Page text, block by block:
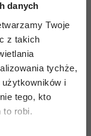
danych
Twoje
z takich
tychże,
i
tego, kto
to robi.
jestem
kłamie, nie